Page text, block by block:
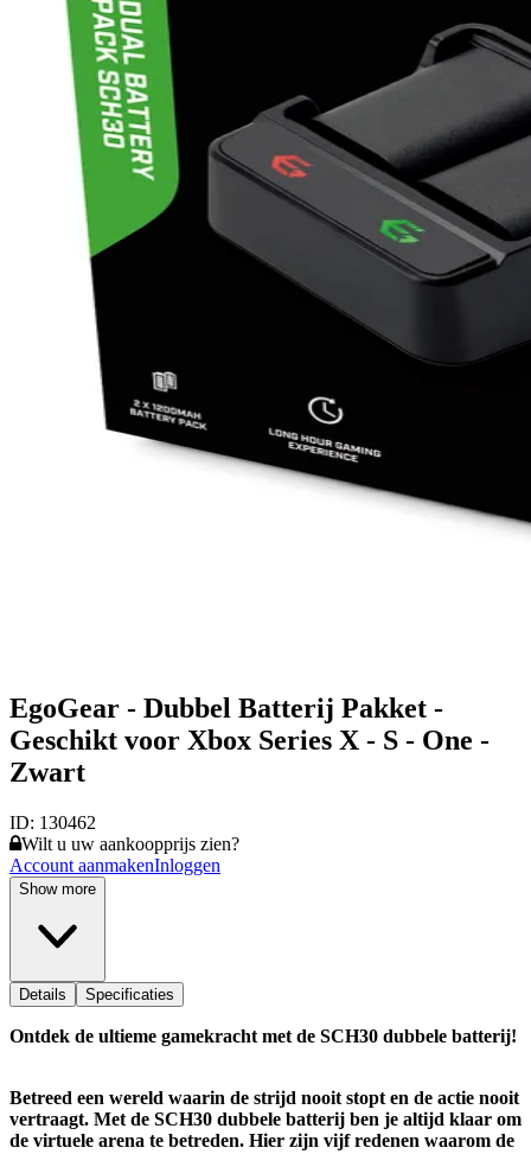
EgoGear - Dubbel Batterij Pakket -
Geschikt voor Xbox Series X - S - One -
Zwart
ID: 130462
Wilt u uw aankoopprijs zien?
Account aanmakenInloggen
Show more
Details Specificaties
Ontdek de ultieme gamekracht met de SCH30 dubbele batterij!
Betreed een wereld waarin de strijd nooit stopt en de actie nooit
vertraagt. Met de SCH30 dubbele batterij ben je altijd klaar om
de virtuele arena te betreden. Hier zijn vijf redenen waarom de